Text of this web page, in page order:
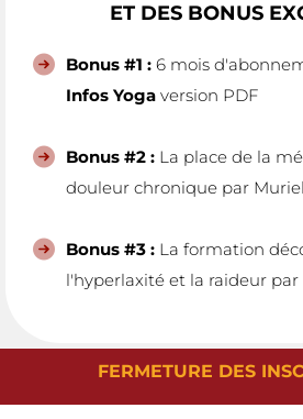
ET DES BONUS
Bonus #1 : 6 mois
Infos Yoga version PDF
Bonus #2 : La place de la
douleur chronique par
Bonus #3 : La formation
l'hyperlaxité et la raideur par
FERMETURE DES